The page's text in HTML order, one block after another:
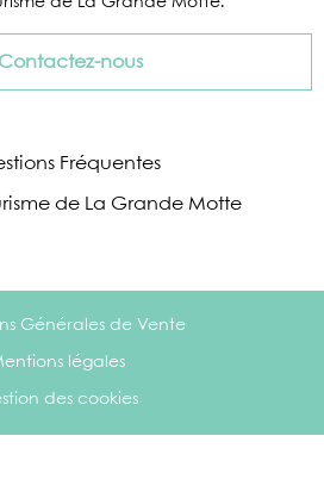
Contactez-nous
Fréquentes
de La Grande Motte
Générales de Vente
légales
des cookies